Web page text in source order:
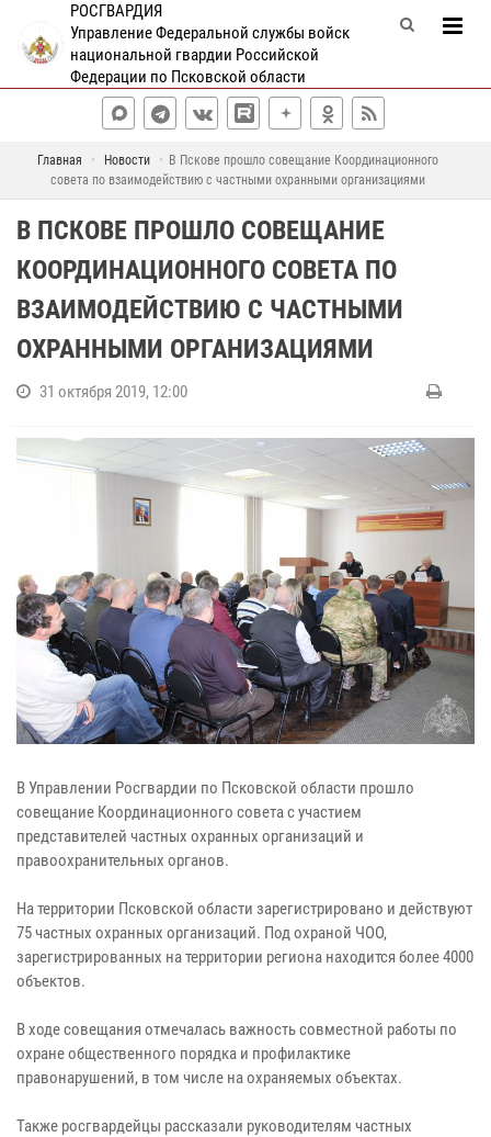
РОСГВАРДИЯ
Управление Федеральной службы войск
национальной гвардии Российской
Федерации по Псковской области
Главная Новости
В Пскове прошло совещание Координационного
совета по взаимодействию с частными охранными организациями
В ПСКОВЕ ПРОШЛО СОВЕЩАНИЕ
КООРДИНАЦИОННОГО СОВЕТА ПО
ВЗАИМОДЕЙСТВИЮ С ЧАСТНЫМИ
ОХРАННЫМИ ОРГАНИЗАЦИЯМИ
31 октября 2019, 12:00
В Управлении Росгвардии по Псковской области прошло
совещание Координационного совета с участием
представителей частных охранных организаций и
правоохранительных органов.
На территории Псковской области зарегистрировано и действуют
75 частных охранных организаций. Под охраной ЧОО,
зарегистрированных на территории региона находится более 4000
объектов.
В ходе совещания отмечалась важность совместной работы по
охране общественного порядка и профилактике
правонарушений, в том числе на охраняемых объектах.
Также росгвардейцы рассказали руководителям частных